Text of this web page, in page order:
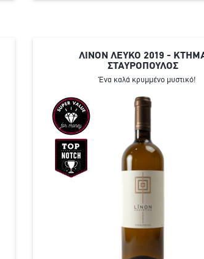
ΛΙΝΟΝ ΛΕΥΚΟ 2019 -
ΣΤΑΥΡΟΠΟΥΛΟΣ
Ένα καλά κρυμμένο μυστικό!